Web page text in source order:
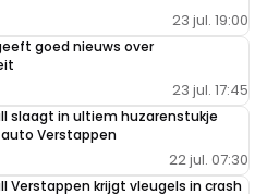
23 jul. 19:00
goed nieuws over
23 jul. 17:45
slaagt in ultiem huzarenstukje
Verstappen
22 jul. 07:30
Verstappen krijgt vleugels in crash